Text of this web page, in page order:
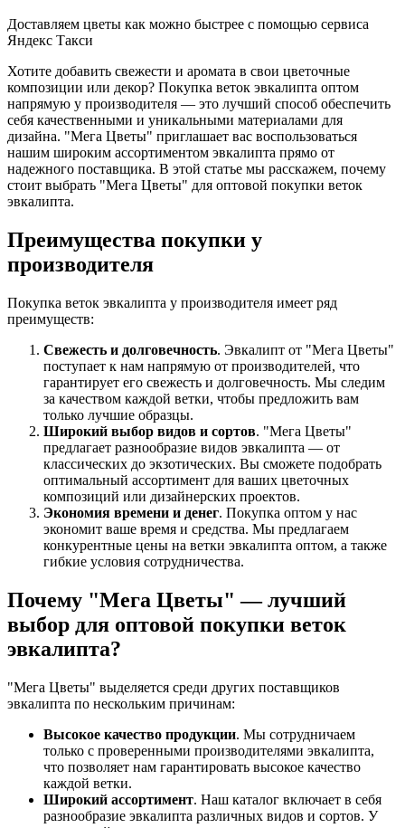
Доставляем цветы как можно быстрее с помощью сервиса
Яндекс Такси
Хотите добавить свежести и аромата в свои цветочные
композиции или декор? Покупка веток эвкалипта оптом
напрямую у производителя — это лучший способ обеспечить
себя качественными и уникальными материалами для
дизайна. "Мега Цветы" приглашает вас воспользоваться
нашим широким ассортиментом эвкалипта прямо от
надежного поставщика. В этой статье мы расскажем, почему
стоит выбрать "Мега Цветы" для оптовой покупки веток
эвкалипта.
Преимущества покупки у
производителя
Покупка веток эвкалипта у производителя имеет ряд
преимуществ:
Свежесть и долговечность. Эвкалипт от "Мега Цветы"
поступает к нам напрямую от производителей, что
гарантирует его свежесть и долговечность. Мы следим
за качеством каждой ветки, чтобы предложить вам
только лучшие образцы.
Широкий выбор видов и сортов. "Мега Цветы"
предлагает разнообразие видов эвкалипта — от
классических до экзотических. Вы сможете подобрать
оптимальный ассортимент для ваших цветочных
композиций или дизайнерских проектов.
Экономия времени и денег. Покупка оптом у нас
экономит ваше время и средства. Мы предлагаем
конкурентные цены на ветки эвкалипта оптом, а также
гибкие условия сотрудничества.
Почему "Мега Цветы" — лучший
выбор для оптовой покупки веток
эвкалипта?
"Мега Цветы" выделяется среди других поставщиков
эвкалипта по нескольким причинам:
Высокое качество продукции. Мы сотрудничаем
только с проверенными производителями эвкалипта,
что позволяет нам гарантировать высокое качество
каждой ветки.
Широкий ассортимент. Наш каталог включает в себя
разнообразие эвкалипта различных видов и сортов. У